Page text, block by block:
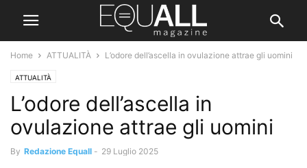
Home ATTUALITÀ L’odore dell’ascella in ovulazione attrae gli uomini
ATTUALITÀ
L’odore dell’ascella in
ovulazione attrae gli uomini
By Redazione Equall - 29 Luglio 2025